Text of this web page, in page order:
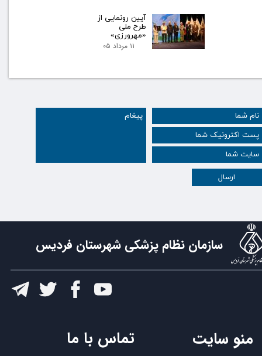
ارسال
آیین رونمایی از
طرح ملی
«مهرورزی»
۱۱ مرداد ۰۵
سازمان نظام پزشکی شهرستان فردیس
منو سایت ​تماس با ما